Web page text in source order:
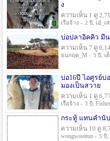
ง
ความเห็น 1 ดู
เรือจ้าง - 2 ปี , เอ๋_เ
บ่อปลาอิคคิว มีน
ความเห็น 7 ดู
ธนกฤต_M - 3 ปี , เ
บ่อ16ปี ไอศูรย์บ่
มองเป็นสวาย
ความเห็น 1 ดู
เรือจ้าง - 3 ปี ,
กระทู้ แทนคำนั
ความเห็น 10 ดู
wongwoottun - 5 ปี ,